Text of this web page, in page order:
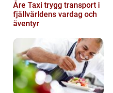
Åre Taxi trygg transport i
fjällvärldens vardag och
äventyr